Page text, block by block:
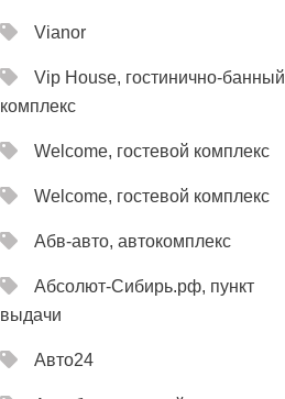
Vianor
Vip House, гостинично-банный
комплекс
Welcome, гостевой комплекс
Welcome, гостевой комплекс
Абв-авто, автокомплекс
Абсолют-Сибирь.рф, пункт
выдачи
Авто24